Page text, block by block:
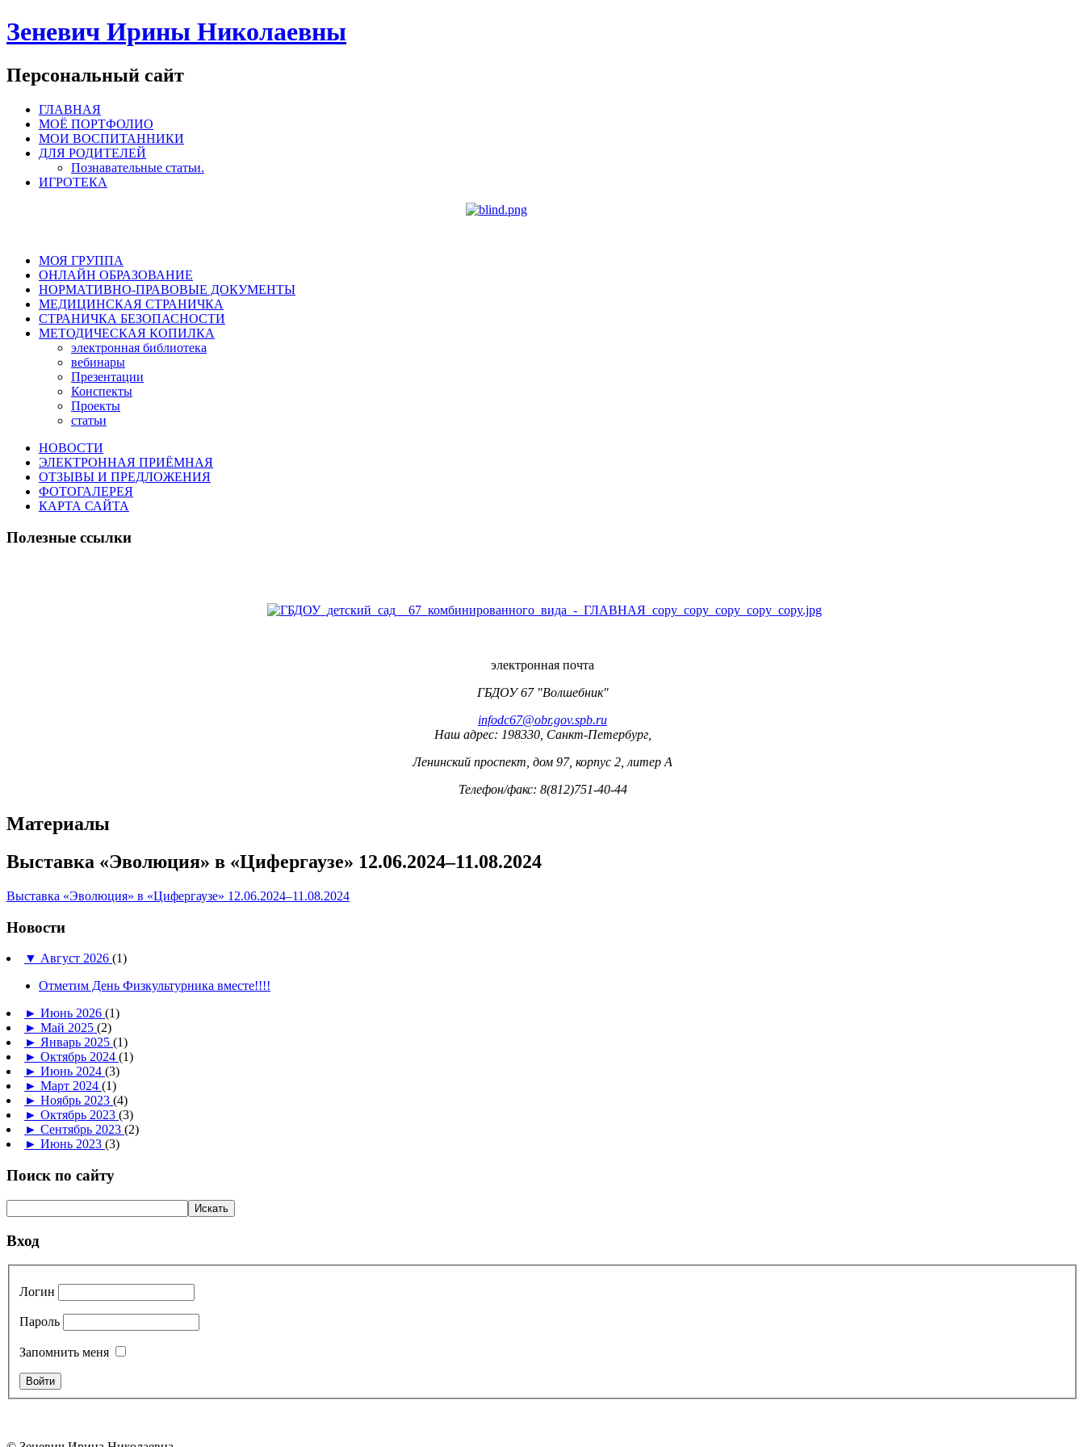
Зеневич Ирины Николаевны
Персональный сайт
ГЛАВНАЯ
МОЁ ПОРТФОЛИО
МОИ ВОСПИТАННИКИ
ДЛЯ РОДИТЕЛЕЙ
Познавательные статьи.
ИГРОТЕКА
МОЯ ГРУППА
ОНЛАЙН ОБРАЗОВАНИЕ
НОРМАТИВНО-ПРАВОВЫЕ ДОКУМЕНТЫ
МЕДИЦИНСКАЯ СТРАНИЧКА
СТРАНИЧКА БЕЗОПАСНОСТИ
МЕТОДИЧЕСКАЯ КОПИЛКА
электронная библиотека
вебинары
Презентации
Конспекты
Проекты
статьи
НОВОСТИ
ЭЛЕКТРОННАЯ ПРИЁМНАЯ
ОТЗЫВЫ И ПРЕДЛОЖЕНИЯ
ФОТОГАЛЕРЕЯ
КАРТА САЙТА
Полезные ссылки
электронная почта
ГБДОУ 67 "Волшебник"
infodc67@obr.gov.spb.ru
Наш адрес: 198330, Санкт-Петербург,
Ленинский проспект, дом 97, корпус 2, литер А
Телефон/факс: 8(812)751-40-44
Материалы
Выставка «Эволюция» в «Цифергаузе» 12.06.2024–11.08.2024
Выставка «Эволюция» в «Цифергаузе» 12.06.2024–11.08.2024
Новости
▼ Август 2026 (1)
Отметим День Физкультурника вместе!!!!
► Июнь 2026 (1)
► Май 2025 (2)
► Январь 2025 (1)
► Октябрь 2024 (1)
► Июнь 2024 (3)
► Март 2024 (1)
► Ноябрь 2023 (4)
► Октябрь 2023 (3)
► Сентябрь 2023 (2)
► Июнь 2023 (3)
Поиск по сайту
Вход
Логин
Пароль
Запомнить меня